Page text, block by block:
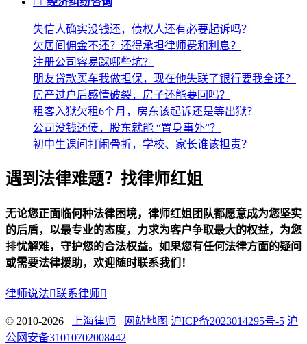
失信人确实没钱还，债权人还有必要起诉吗？
欠居间佣金不还？还得承担律师费和利息？
注册公司容易踩哪些坑？
朋友贷款买车我做担保，现在他失联了银行要我全还？
房产过户后感情破裂，房子还能要回吗？
租客入狱欠租6个月，房东该起诉还是等出狱？
公司没钱还债，股东就能 “置身事外”？
初中生课间打闹骨折，学校、家长谁该担责？
遇到法律难题？找律师红姐
无论您正面临何种法律困境，律师红姐团队都愿意成为您坚实
的后盾，以最专业的态度，力求为客户争取最大的权益，为您
排忧解难，守护您的合法权益。如果您有任何法律方面的疑问
或需要法律援助，欢迎随时联系我们！
律师说法联系律师
© 2010-2026 上海律师 网站地图 沪ICP备2023014295号-5 沪
公网安备31010702008442